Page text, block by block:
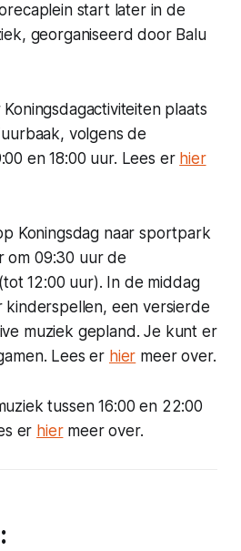
start later in de
georganiseerd door Balu
Koningsdagactiviteiten plaats
volgens de
en 18:00 uur. Lees er hier
Koningsdag naar sportpark
om 09:30 uur de
12:00 uur). In de middag
kinderspellen, een versierde
muziek gepland. Je kunt er
Lees er hier meer over.
tussen 16:00 en 22:00
er hiermeer over.